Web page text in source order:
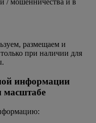
/ мошенничества и в
размещаем и
при наличии для
информации
масштабе